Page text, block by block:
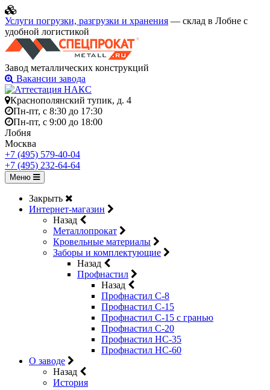
Услуги погрузки, разгрузки и хранения — склад в Лобне с
удобной логистикой
Завод металлических конструкций
Вакансии завода
Краснополянский тупик, д. 4
Пн-пт, с 8:30 до 17:30
Пн-пт, с 9:00 до 18:00
Лобня
Москва
+7 (495) 579-40-04
+7 (495) 232-64-64
Меню
Закрыть
Интернет-магазин
Назад
Металлопрокат
Кровельные материалы
Заборы и комплектующие
Назад
Профнастил
Назад
Профнастил С-8
Профнастил С-15
Профнастил C-15 с гранью
Профнастил C-20
Профнастил НС-35
Профнастил НС-60
О заводе
Назад
История